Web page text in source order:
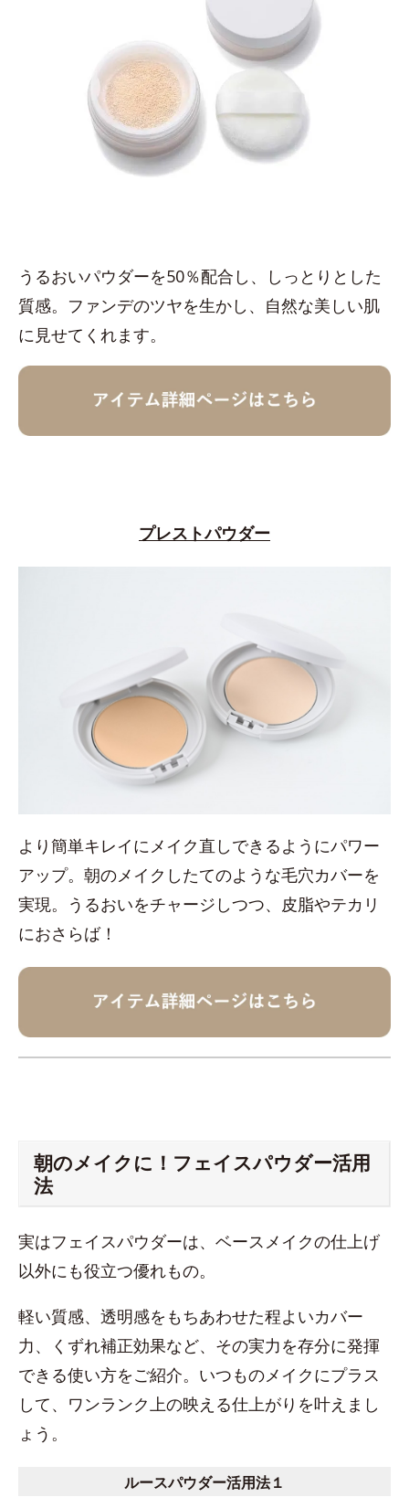
うるおいパウダーを50％配合し、しっとりとした
質感。ファンデのツヤを生かし、自然な美しい肌
に見せてくれます。
プレストパウダー
より簡単キレイにメイク直しできるようにパワー
アップ。朝のメイクしたてのような毛穴カバーを
実現。うるおいをチャージしつつ、皮脂やテカリ
におさらば！
朝のメイクに！フェイスパウダー活用
法
実はフェイスパウダーは、ベースメイクの仕上げ
以外にも役立つ優れもの。
軽い質感、透明感をもちあわせた程よいカバー
力、くずれ補正効果など、その実力を存分に発揮
できる使い方をご紹介。いつものメイクにプラス
して、ワンランク上の映える仕上がりを叶えまし
ょう。
ルースパウダー活用法１